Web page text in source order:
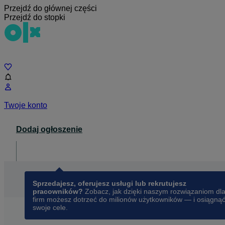
Przejdź do głównej części
Przejdź do stopki
Twoje konto
Dodaj ogłoszenie
Sprzedajesz, oferujesz usługi lub rekrutujesz
pracowników? Zobacz, jak dzięki naszym rozwiązaniom dla
firm możesz dotrzeć do milionów użytkowników — i osiągnąć
swoje cele.